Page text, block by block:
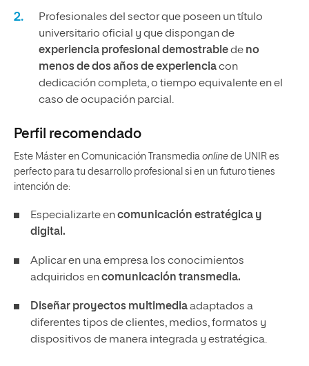
Profesionales del sector que poseen un título
universitario oficial y que dispongan de
experiencia profesional demostrablede no
menos de dos años de experienciacon
dedicación completa, o tiempo equivalente en el
caso de ocupación parcial.
Perfil recomendado
Este Máster en Comunicación Transmedia online de UNIR es
perfecto para tu desarrollo profesional si en un futuro tienes
intención de:
Especializarte encomunicación estratégica y
digital.
Aplicar en una empresa los conocimientos
adquiridos encomunicación transmedia.
Diseñar proyectos multimediaadaptados a
diferentes tipos de clientes, medios, formatos y
dispositivos de manera integrada y estratégica.